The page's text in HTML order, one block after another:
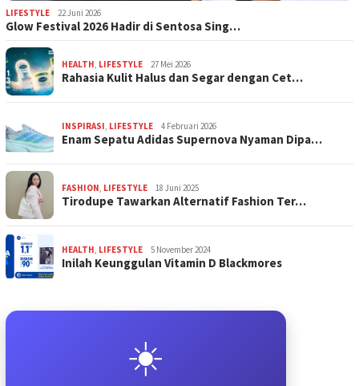
LIFESTYLE 22 Juni 2026
Glow Festival 2026 Hadir di Sentosa Sing…
HEALTH LIFESTYLE 27 Mei 2026
Rahasia Kulit Halus dan Segar dengan Cet…
INSPIRASI LIFESTYLE 4 Februari 2026
Enam Sepatu Adidas Supernova Nyaman Dipa…
FASHION LIFESTYLE 18 Juni 2025
Tirodupe Tawarkan Alternatif Fashion Ter…
HEALTH LIFESTYLE 5 November 2024
Inilah Keunggulan Vitamin D Blackmores
☀️